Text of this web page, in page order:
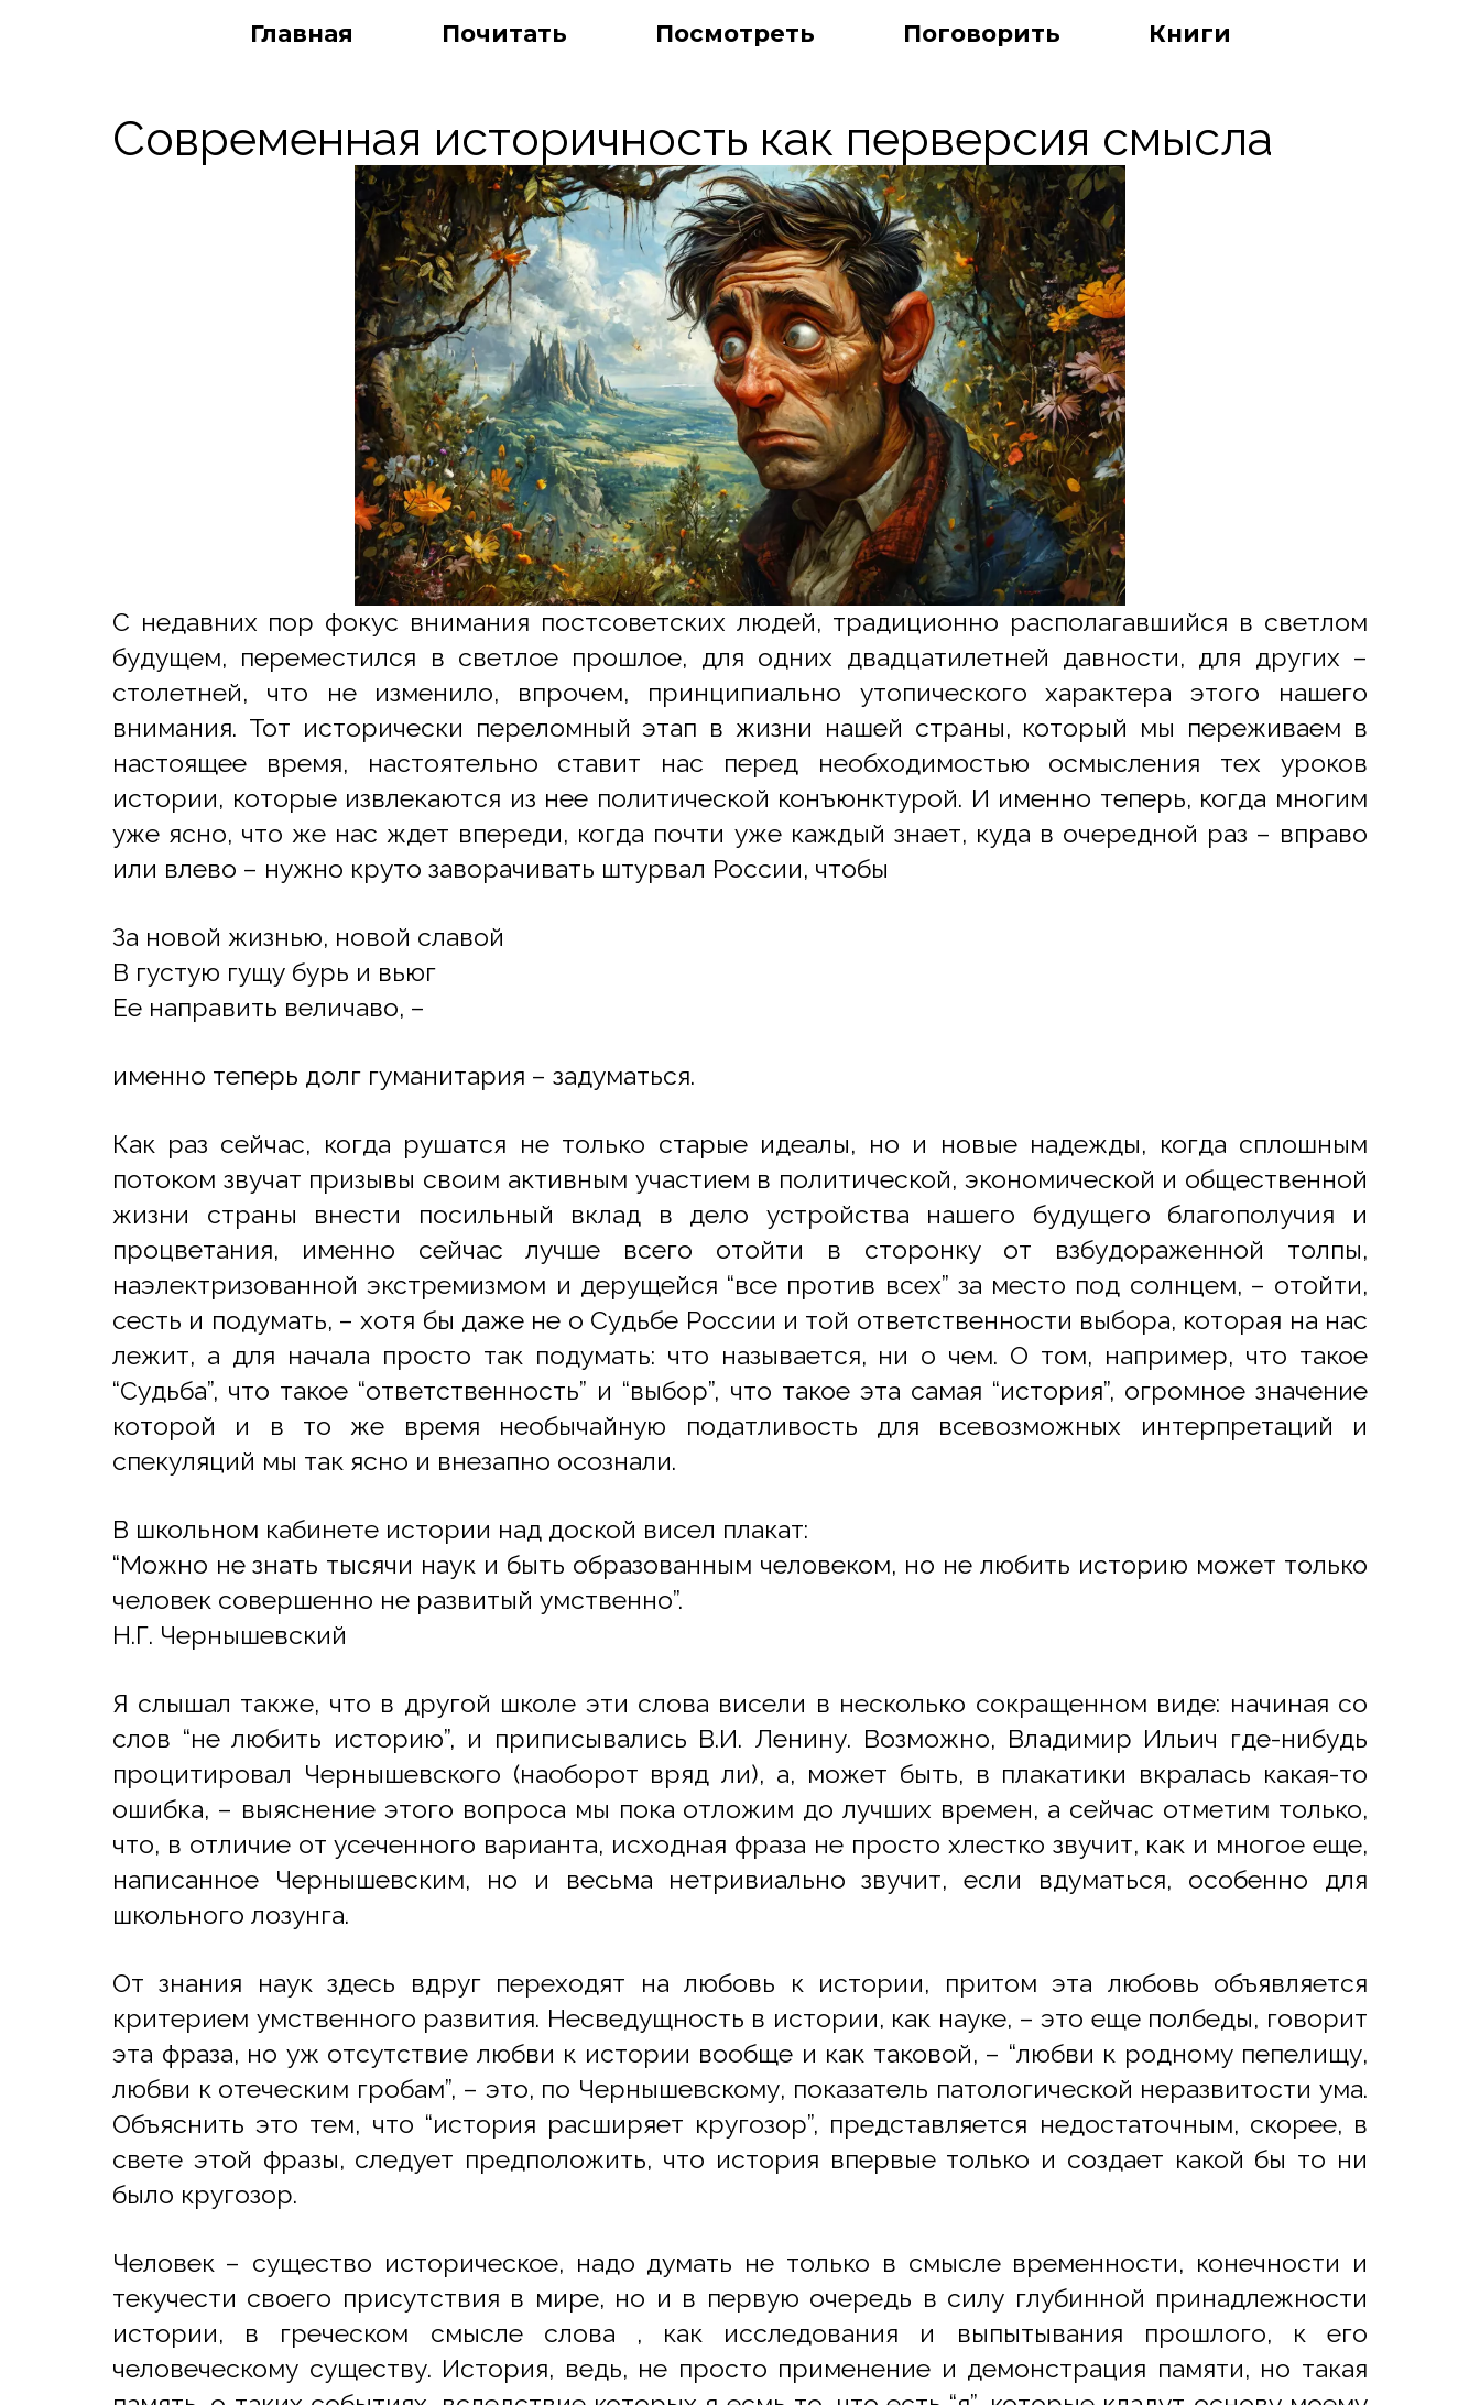
Главная Почитать Посмотреть Поговорить Книги
Современная историчность как перверсия смысла
С недавних пор фокус внимания постсоветских людей, традиционно располагавшийся в светлом
будущем, переместился в светлое прошлое, для одних двадцатилетней давности, для других –
столетней, что не изменило, впрочем, принципиально утопического характера этого нашего
внимания. Тот исторически переломный этап в жизни нашей страны, который мы переживаем в
настоящее время, настоятельно ставит нас перед необходимостью осмысления тех уроков
истории, которые извлекаются из нее политической конъюнктурой. И именно теперь, когда многим
уже ясно, что же нас ждет впереди, когда почти уже каждый знает, куда в очередной раз – вправо
или влево – нужно круто заворачивать штурвал России, чтобы
За новой жизнью, новой славой
В густую гущу бурь и вьюг
Ее направить величаво, –
именно теперь долг гуманитария – задуматься.
Как раз сейчас, когда рушатся не только старые идеалы, но и новые надежды, когда сплошным
потоком звучат призывы своим активным участием в политической, экономической и общественной
жизни страны внести посильный вклад в дело устройства нашего будущего благополучия и
процветания, именно сейчас лучше всего отойти в сторонку от взбудораженной толпы,
наэлектризованной экстремизмом и дерущейся “все против всех” за место под солнцем, – отойти,
сесть и подумать, – хотя бы даже не о Судьбе России и той ответственности выбора, которая на нас
лежит, а для начала просто так подумать: что называется, ни о чем. О том, например, что такое
“Судьба”, что такое “ответственность” и “выбор”, что такое эта самая “история”, огромное значение
которой и в то же время необычайную податливость для всевозможных интерпретаций и
спекуляций мы так ясно и внезапно осознали.
В школьном кабинете истории над доской висел плакат:
“Можно не знать тысячи наук и быть образованным человеком, но не любить историю может только
человек совершенно не развитый умственно”.
Н.Г. Чернышевский
Я слышал также, что в другой школе эти слова висели в несколько сокращенном виде: начиная со
слов “не любить историю”, и приписывались В.И. Ленину. Возможно, Владимир Ильич где-нибудь
процитировал Чернышевского (наоборот вряд ли), а, может быть, в плакатики вкралась какая-то
ошибка, – выяснение этого вопроса мы пока отложим до лучших времен, а сейчас отметим только,
что, в отличие от усеченного варианта, исходная фраза не просто хлестко звучит, как и многое еще,
написанное Чернышевским, но и весьма нетривиально звучит, если вдуматься, особенно для
школьного лозунга.
От знания наук здесь вдруг переходят на любовь к истории, притом эта любовь объявляется
критерием умственного развития. Несведущность в истории, как науке, – это еще полбеды, говорит
эта фраза, но уж отсутствие любви к истории вообще и как таковой, – “любви к родному пепелищу,
любви к отеческим гробам”, – это, по Чернышевскому, показатель патологической неразвитости ума.
Объяснить это тем, что “история расширяет кругозор”, представляется недостаточным, скорее, в
свете этой фразы, следует предположить, что история впервые только и создает какой бы то ни
было кругозор.
Человек – существо историческое, надо думать не только в смысле временности, конечности и
текучести своего присутствия в мире, но и в первую очередь в силу глубинной принадлежности
истории, в греческом смысле слова , как исследования и выпытывания прошлого, к его
человеческому существу. История, ведь, не просто применение и демонстрация памяти, но такая